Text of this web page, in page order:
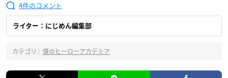
4
ライター：にじめん編集部
カテゴリ : 僕のヒーローアカデミア